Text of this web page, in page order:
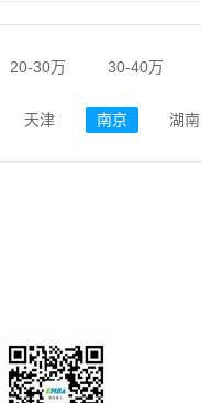
20-30万 30-40万
天津 南京 湖南